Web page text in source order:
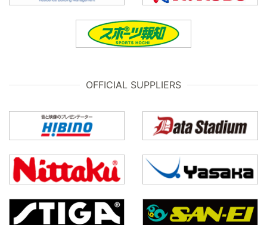
OFFICIAL SUPPLIERS